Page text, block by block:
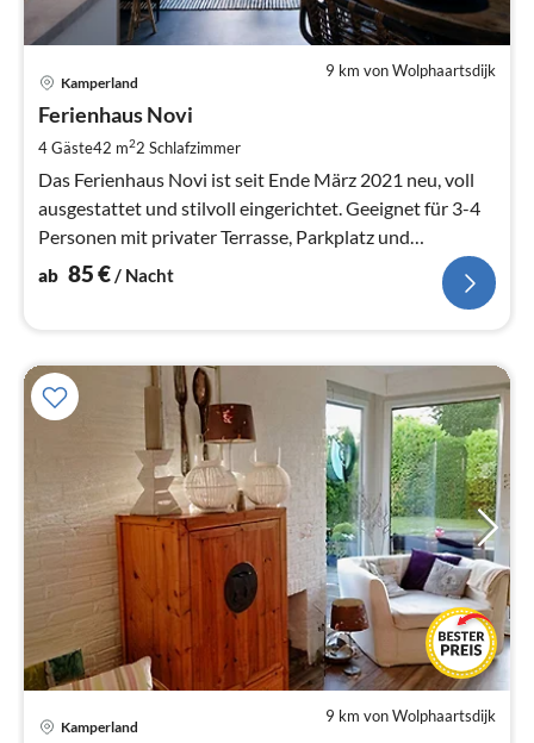
9 km von Wolphaartsdijk
Kamperland
Ferienhaus Novi
4 Gäste42 m22 Schlafzimmer
Das Ferienhaus Novi ist seit Ende März 2021 neu, voll
ausgestattet und stilvoll eingerichtet. Geeignet für 3-4
Personen mit privater Terrasse, Parkplatz und
überdachtem Fahrradschu
ab 85€/ Nacht
9 km von Wolphaartsdijk
Kamperland